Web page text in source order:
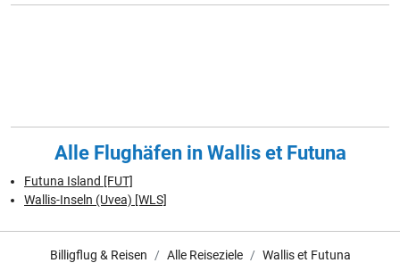
Alle Flughäfen in Wallis et Futuna
Futuna Island [FUT]
Wallis-Inseln (Uvea) [WLS]
Billigflug & Reisen Alle Reiseziele Wallis et Futuna